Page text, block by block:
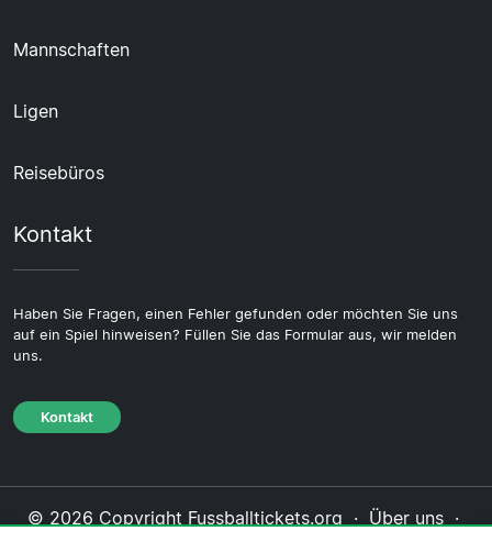
Mannschaften
Ligen
Reisebüros
Kontakt
Haben Sie Fragen, einen Fehler gefunden oder möchten Sie uns
auf ein Spiel hinweisen? Füllen Sie das Formular aus, wir melden
uns.
Kontakt
© 2026 Copyright Fussballtickets.org · Über uns ·